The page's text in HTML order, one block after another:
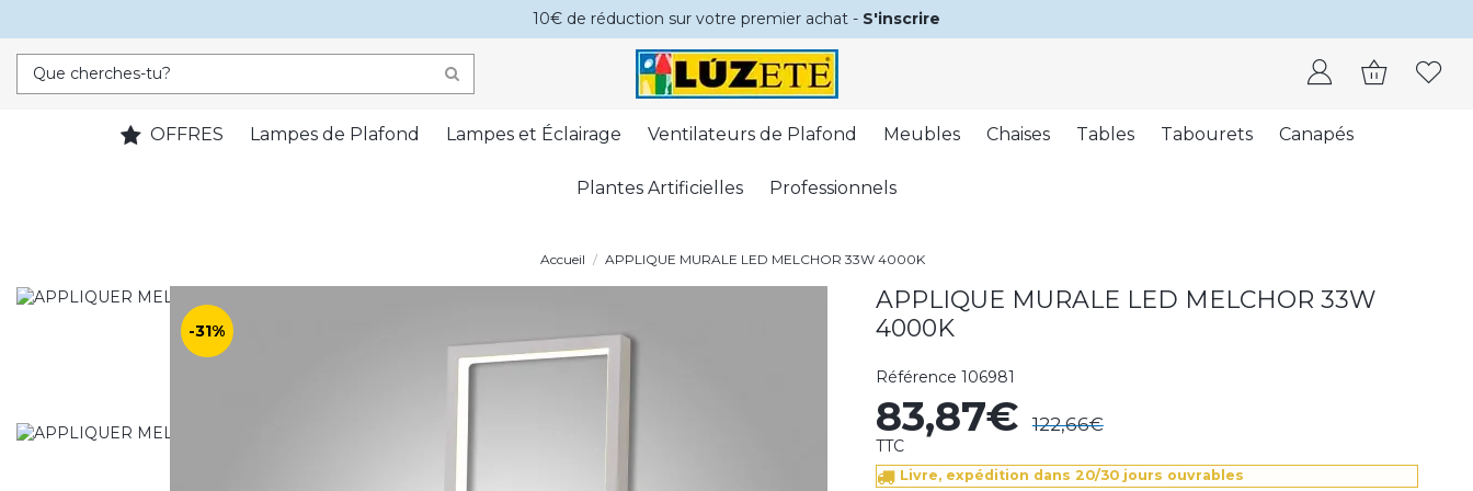
10€ de réduction sur votre premier achat - S'inscrire
OFFRES Lampes de Plafond Lampes et Éclairage Ventilateurs de Plafond Meubles Chaises Tables Tabourets Canapés
Plantes Artificielles Professionnels
Accueil APPLIQUE MURALE LED MELCHOR 33W 4000K
-31%
APPLIQUE MURALE LED MELCHOR 33W
4000K
Référence 106981
83,87€ 122,66€
TTC
Livre, expédition dans 20/30 jours ouvrables